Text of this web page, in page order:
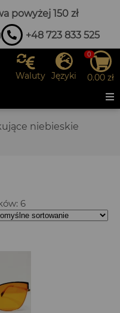
powyżej 150 zł
+48 723 833 525
Waluty Języki
0
0.00 zł
niebieskie
6